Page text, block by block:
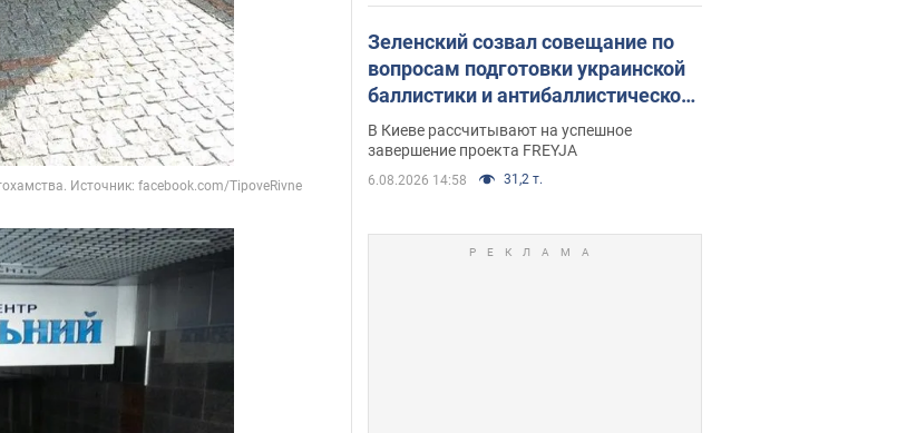
Зеленский созвал совещание по
вопросам подготовки украинской
баллистики и антибаллистической
программы FREYJA: какие
решения готовятся
В Киеве рассчитывают на успешное
завершение проекта FREYJA
6.08.2026 14:58 31,2 т.